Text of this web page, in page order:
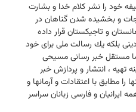
خود را نشر كلام خدا و بشارت
و بخشیده شدن گناهان در
و تاجیكستان قرار داده
بلكه یك رسالت ملی برای خود
مستقل خبر رسانی مسیحی
تهیه ، انتشار و پردازش خبر
مطابق با اعتقادات و آرمانها و
ایرانیان و فارسی زبانان سراسر